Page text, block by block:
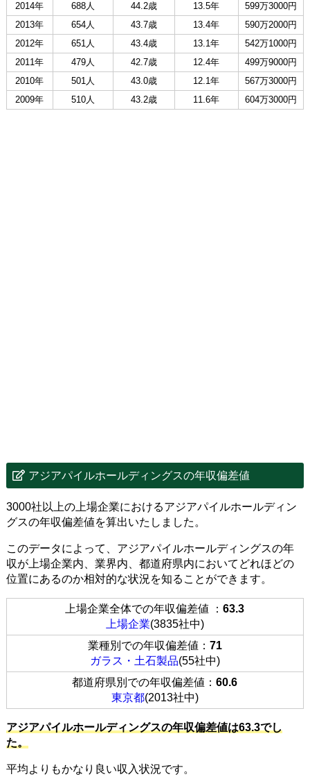
2014年
688人 44.2歳 13.5年
599万3000円
2013年
654人 43.7歳 13.4年
590万2000円
2012年
651人 43.4歳 13.1年
542万1000円
2011年
479人 42.7歳 12.4年
499万9000円
2010年
501人 43.0歳 12.1年
567万3000円
2009年
510人 43.2歳 11.6年 604万3000円
アジアパイルホールディングスの年収偏差値
3000社以上の上場企業におけるアジアパイルホールディン
グスの年収偏差値を算出いたしました。
このデータによって、アジアパイルホールディングスの年
収が上場企業内、業界内、都道府県内においてどれほどの
位置にあるのか相対的な状況を知ることができます。
上場企業全体での年収偏差値 ：63.3
上場企業(3835社中)
業種別での年収偏差値： 71
ガラス・土石製品(55社中)
都道府県別での年収偏差値：60.6
東京都(2013社中)
アジアパイルホールディングスの年収偏差値は63.3でし
た。
平均よりもかなり良い収入状況です。